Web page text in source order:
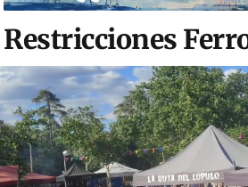
Restricciones